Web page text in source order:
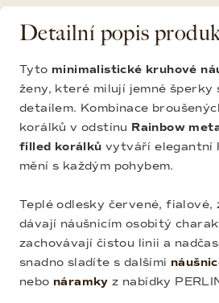
Detailní popis
Tyto minimalistické kruhové
ženy, které milují jemné šperky
detailem. Kombinace
korálků v odstínu Rainbow
filled korálků vytváří elegantní
mění s každým pohybem.
Teplé odlesky červené, fialové,
dávají náušnicím osobitý
zachovávají čistou linii a
snadno sladíte s dalšími
nebo náramky z nabídky